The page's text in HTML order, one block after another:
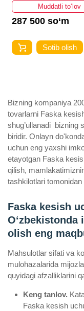
Muddatli to‘lov
56 250 so‘m
Sotib olish
Bizning kompaniya
tovarlarni Faska
shug’ullanadi
biridir. Onlayn
uchun eng yaxshi
etayotgan Faska
qilish,
tashkilotlari
Faska kesish
olish eng
Mahsulotlar sifati va
mulohazalarida
quyidagi afzalliklarini
Keng tanlov.
Faska kesish